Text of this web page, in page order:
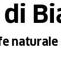
naturale